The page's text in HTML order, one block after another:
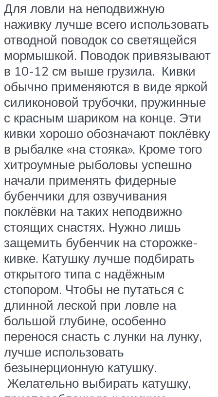
Для ловли на неподвижную
наживку лучше всего использовать
отводной поводок со светящейся
мормышкой. Поводок привязывают
в 10-12 см выше грузила. Кивки
обычно применяются в виде яркой
силиконовой трубочки, пружинные
с красным шариком на конце. Эти
кивки хорошо обозначают поклёвку
в рыбалке «на стояка». Кроме того
хитроумные рыболовы успешно
начали применять фидерные
бубенчики для озвучивания
поклёвки на таких неподвижно
стоящих снастях. Нужно лишь
защемить бубенчик на сторожке-
кивке. Катушку лучше подбирать
открытого типа с надёжным
стопором. Чтобы не путаться с
длинной леской при ловле на
большой глубине, особенно
перенося снасть с лунки на лунку,
лучше использовать
безынерционную катушку.
Желательно выбирать катушку,